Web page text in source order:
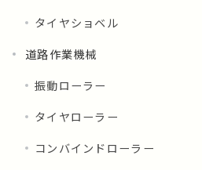
タイヤショベル
道路作業機械
振動ローラー
タイヤローラー
コンバインドローラー